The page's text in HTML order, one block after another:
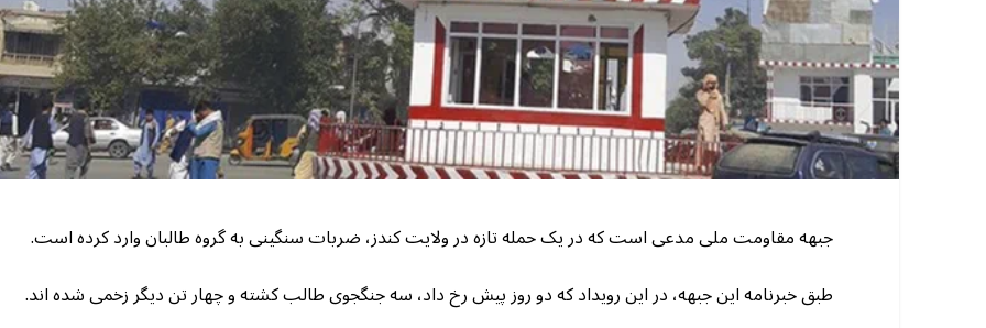
جبهه مقاومت ملی مدعی است که در یک حمله تازه در ولایت کندز، ضربات سنگینی به گروه طالبان وارد کرده است.
طبق خبرنامه این جبهه، در این رویداد که دو روز پیش رخ داد، سه جنگجوی طالب کشته و چهار تن دیگر زخمی شده اند.